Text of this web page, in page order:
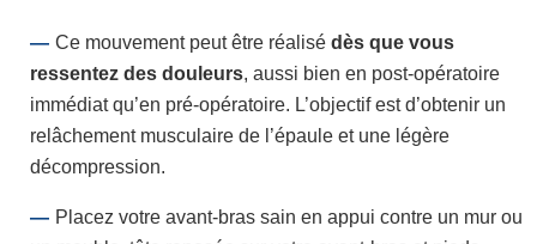
Ce mouvement peut être réalisé dès que vous
ressentez des douleurs, aussi bien en post-opératoire
immédiat qu’en pré-opératoire. L’objectif est d’obtenir un
relâchement musculaire de l’épaule et une légère
décompression.
Placez votre avant-bras sain en appui contre un mur ou